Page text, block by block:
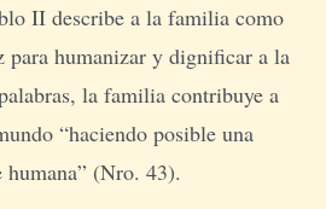
II describe a la familia como
para humanizar y dignificar a la
la familia contribuye a
“haciendo posible una
humana” (Nro. 43).